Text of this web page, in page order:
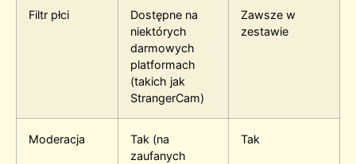
Filtr płci
Dostępne na
niektórych
darmowych
platformach
(takich jak
StrangerCam)
Zawsze w
zestawie
Moderacja
Tak (na
zaufanych
Tak